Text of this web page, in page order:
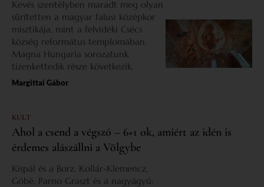
Kevés szentélyben maradt meg olyan
sűrítetten a magyar falusi középkor
misztikája, mint a felvidéki Csécs
község református templomában.
Magna Hungaria sorozatunk
tizenkettedik része következik.
Margittai Gábor
KULT
Ahol a csend a végszó – 6+1 ok, amiért az idén is
érdemes alászállni a Völgybe
Kispál és a Borz, Kollár-Klemencz,
Góbé, Parno Graszt és a nagyágyú: